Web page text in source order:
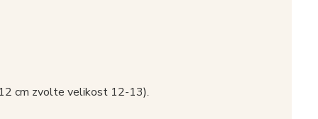
cm zvolte velikost 12-13).